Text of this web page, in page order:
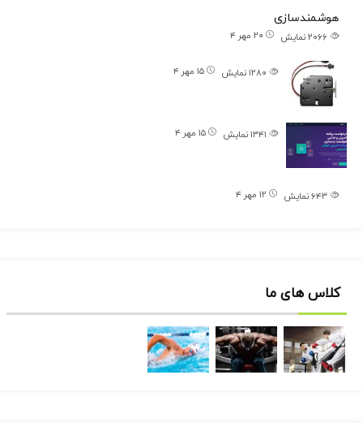
هوشمندسازی
۲۰ مهر ۴ نمایش
۱۵ مهر ۴ نمایش
۱۵ مهر ۴ نمایش
۱۲ مهر ۴ نمایش
کلاس های ما